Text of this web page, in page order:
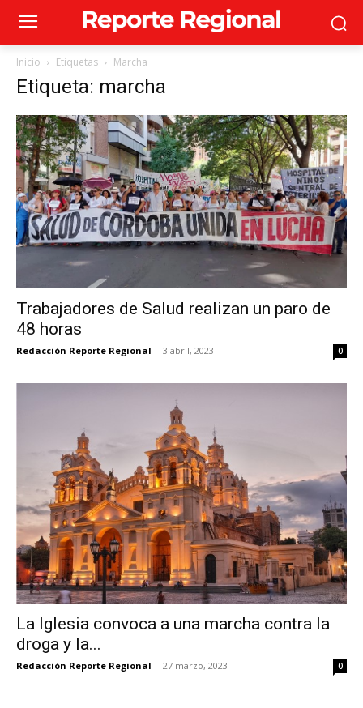
Inicio Etiquetas Marcha
Etiqueta: marcha
Trabajadores de Salud realizan un paro de
48 horas
Redacción Reporte Regional - 3 abril, 2023 0
La Iglesia convoca a una marcha contra la
droga y la...
Redacción Reporte Regional - 27 marzo, 2023 0